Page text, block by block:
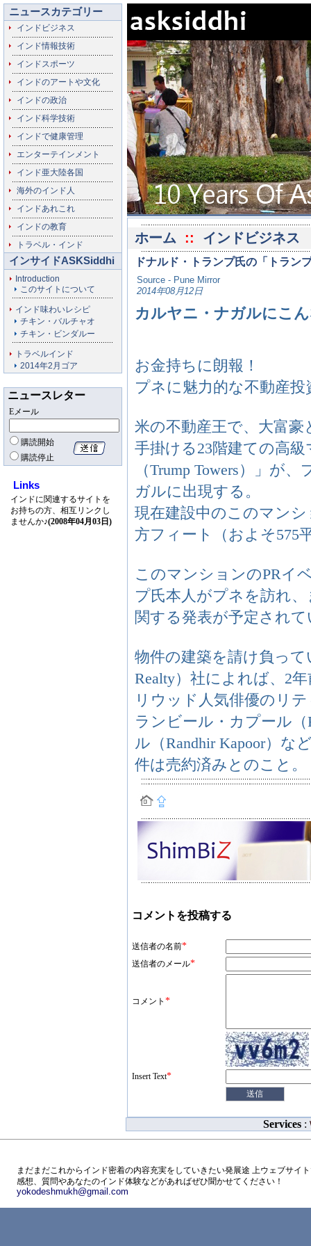
ニュースカテゴリー
インドビジネス
インド情報技術
インドスポーツ
インドのアートや文化
インドの政治
インド科学技術
インドで健康管理
エンターテインメント
インド亜大陸各国
海外のインド人
インドあれこれ
インドの教育
トラベル・インド
インサイドASKSiddhi
Introduction
このサイトについて
インド味わいレシピ
チキン・バルチャオ
チキン・ビンダルー
トラベルインド
2014年2月ゴア
ニュースレター
Eメール
購読開始
購読停止
Links
インドに関連するサイトを
お持ちの方、相互リンクし
ませんか♪(2008年04月03日)
ホーム :: インドビジネス
ドナルド・トランプ氏の「トラン
Source - Pune Mirror
2014年08月12日
カルヤニ・ナガルにこ
お金持ちに朗報！
プネに魅力的な不動産
米の不動産王で、大富
手掛ける23階建ての高
（Trump Towers）」が
ガルに出現する。
現在建設中のこのマン
方フィート（およそ575
このマンションのPRイ
プ氏本人がプネを訪れ
関する発表が予定され
物件の建築を請け負っ
Realty）社によれば、2
リウッド人気俳優のリ
ランビール・カプール
ル（Randhir Kapoor）な
件は売約済みとのこと。
コメントを投稿する
送信者の名前*
送信者のメール*
コメント *
Insert Text*
Services :
まだまだこれからインド密着の内容充実をしていきたい発展途 上ウェブサイ
感想、質問やあなたのインド体験などがあればぜひ聞かせてください！
yokodeshmukh@gmail.com